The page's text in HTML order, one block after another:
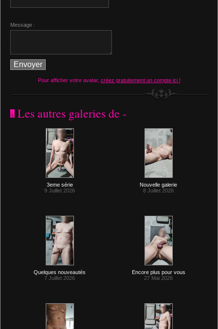
Message :
Pour afficher votre avatar, créez gratuitement un compte ici !
Les autres galeries de -
3eme série
9 Juillet 2026
Nouvelle galerie
8 Juillet 2026
Quelques nouveautés
7 Juillet 2026
Encore plus pour vous
27 Mai 2026